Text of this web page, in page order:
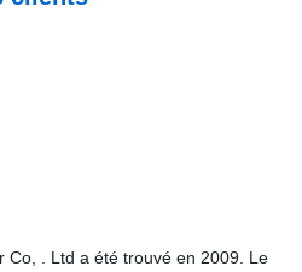
Co, . Ltd a été trouvé en 2009. Le